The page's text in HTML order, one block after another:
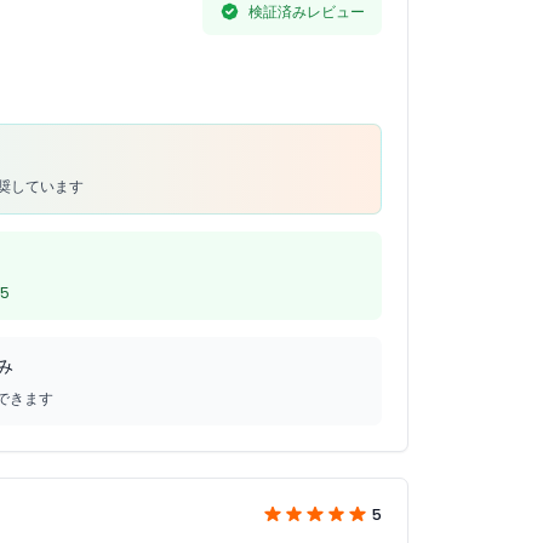
検証済みレビュー
しています
きます
5